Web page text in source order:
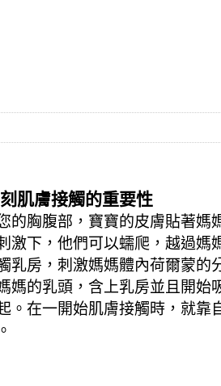
肌膚接觸的重要性
的胸腹部，寶寶的皮膚貼著媽
激下，他們可以蠕爬，越過媽
乳房，刺激媽媽體內荷爾蒙的
媽的乳頭，含上乳房並且開始
。在一開始肌膚接觸時，就靠